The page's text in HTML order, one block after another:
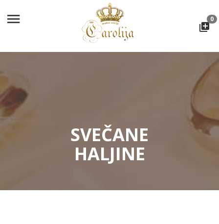
0
SVEČANE
HALJINE